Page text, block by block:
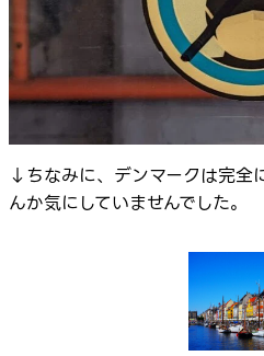
↓ちなみに、デンマークは完全
んか気にしていませんでした。